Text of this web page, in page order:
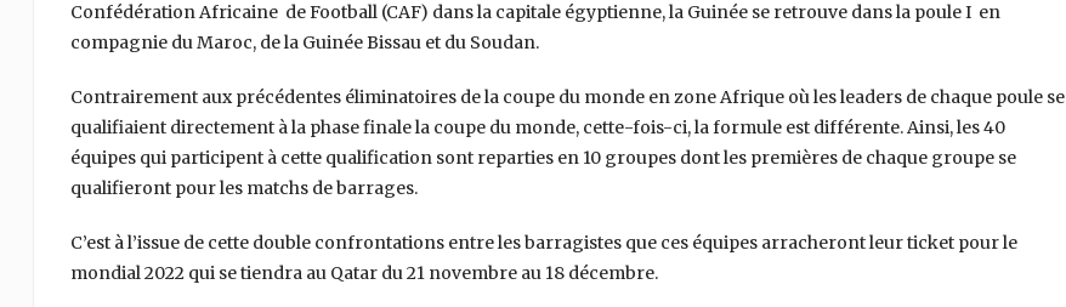
Confédération Africaine de Football (CAF) dans la capitale égyptienne, la Guinée se retrouve dans la poule I en
compagnie du Maroc, de la Guinée Bissau et du Soudan.
Contrairement aux précédentes éliminatoires de la coupe du monde en zone Afrique où les leaders de chaque poule se
qualifiaient directement à la phase finale la coupe du monde, cette-fois-ci, la formule est différente. Ainsi, les 40
équipes qui participent à cette qualification sont reparties en 10 groupes dont les premières de chaque groupe se
qualifieront pour les matchs de barrages.
C’est à l’issue de cette double confrontations entre les barragistes que ces équipes arracheront leur ticket pour le
mondial 2022 qui se tiendra au Qatar du 21 novembre au 18 décembre.